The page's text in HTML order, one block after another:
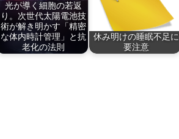
光が導く細胞の若返
り。次世代太陽電池技
術が解き明かす「精密
な体内時計管理」と抗
老化の法則
休み明けの睡眠不足に
要注意